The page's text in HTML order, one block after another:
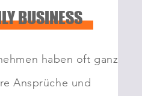
BUSINESS
haben oft ganz
Ansprüche und